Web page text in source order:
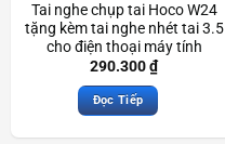
Tai nghe chụp tai Hoco W24
tặng kèm tai nghe nhét tai 3.5
cho điện thoại máy tính
Scd3459
290.300₫
Đọc Tiếp